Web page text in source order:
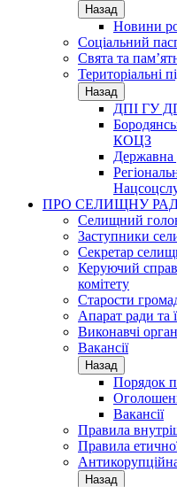
Назад
Новини
Соціальний
Свята та
Територіальні
Назад
ДПІ ГУ
КОЦЗ
Державна
ПРО СЕЛИЩНУ
Селищний
Заступники
Секретар
Керуючий
комітету
Старости
Апарат ради та
Виконавчі
Вакансії
Назад
Порядок
Вакансії
Правила
Правила
Антикорупційна
Назад